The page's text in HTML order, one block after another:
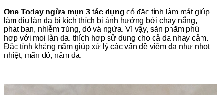
One Today ngừa mụn 3 tác dụng có đặc tính làm mát giúp
làm dịu làn da bị kích thích bị ảnh hưởng bởi cháy nắng,
phát ban, nhiễm trùng, đỏ và ngứa. Vì vậy, sản phẩm phù
hợp với mọi làn da, thích hợp sử dụng cho cả da nhạy cảm.
Đặc tính kháng nấm giúp xử lý các vấn đề viêm da như nhọt
nhiệt, mẩn đỏ, nấm da.